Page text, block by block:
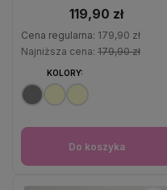
119,90 zł
Cena regularna: 179,90 zł
Najniższa cena: 179,90 zł
KOLORY:
Do koszyka